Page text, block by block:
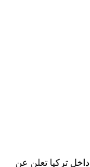
تركيا تعلن عن